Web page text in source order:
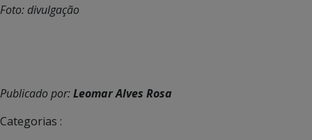
Foto: divulgação
Publicado por:Leomar Alves Rosa
Categorias :